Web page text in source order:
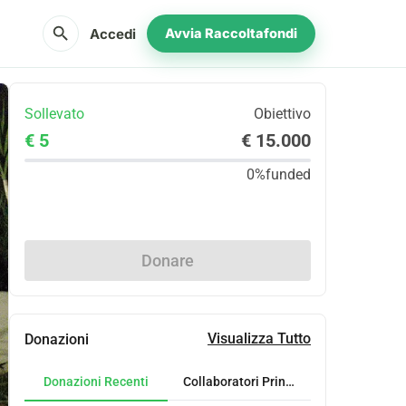
search Accedi Avvia Raccoltafondi
Sollevato Obiettivo
€ 5 € 15.000
0%funded
Donare
Donazioni Visualizza Tutto
Donazioni Recenti Collaboratori Principali